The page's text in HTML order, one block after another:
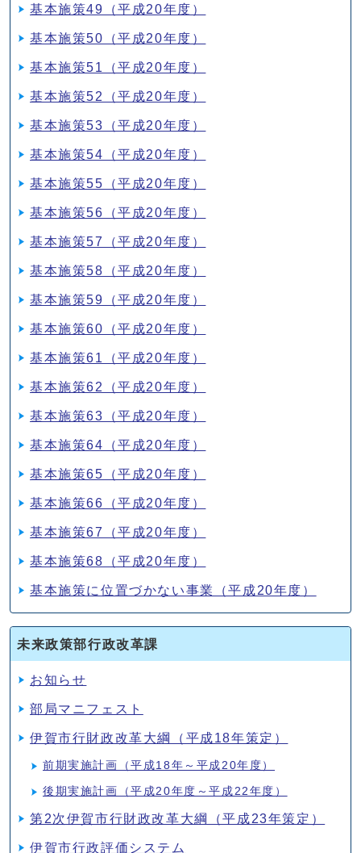
基本施策49（平成20年度）
基本施策50（平成20年度）
基本施策51（平成20年度）
基本施策52（平成20年度）
基本施策53（平成20年度）
基本施策54（平成20年度）
基本施策55（平成20年度）
基本施策56（平成20年度）
基本施策57（平成20年度）
基本施策58（平成20年度）
基本施策59（平成20年度）
基本施策60（平成20年度）
基本施策61（平成20年度）
基本施策62（平成20年度）
基本施策63（平成20年度）
基本施策64（平成20年度）
基本施策65（平成20年度）
基本施策66（平成20年度）
基本施策67（平成20年度）
基本施策68（平成20年度）
基本施策に位置づかない事業（平成20年度）
未来政策部行政改革課
お知らせ
部局マニフェスト
伊賀市行財政改革大綱（平成18年策定）
前期実施計画（平成18年～平成20年度）
後期実施計画（平成20年度～平成22年度）
第2次伊賀市行財政改革大綱（平成23年策定）
伊賀市行政評価システム